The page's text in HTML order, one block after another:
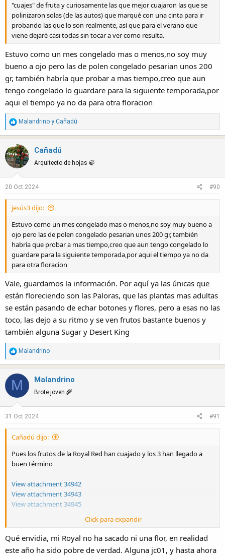
"cuajes" de fruta y curiosamente las que mejor cuajaron las que se
polinizaron solas (de las autos) que marqué con una cinta para ir
probando las que lo son realmente, así que para el verano que
viene dejaré casi todas sin tocar a ver como resulta.
Estuvo como un mes congelado mas o menos,no soy muy
bueno a ojo pero las de polen congelado pesarian unos 200
gr, también habría que probar a mas tiempo,creo que aun
tengo congelado lo guardare para la siguiente temporada,por
aqui el tiempo ya no da para otra floracion
R
e
c
t
i
o
n
:
Malandrino y Cañadú
Cañadú
Arquitecto de hojas 🍃
20 Oct 2024 #90
jesús3 dijo:
Estuvo como un mes congelado mas o menos,no soy muy bueno a
ojo pero las de polen congelado pesarian unos 200 gr, también
habría que probar a mas tiempo,creo que aun tengo congelado lo
guardare para la siguiente temporada,por aqui el tiempo ya no da
para otra floracion
Vale, guardamos la información. Por aquí ya las únicas que
están floreciendo son las Paloras, que las plantas mas adultas
se están pasando de echar botones y flores, pero a esas no las
toco, las dejo a su ritmo y se ven frutos bastante buenos y
también alguna Sugar y Desert King
R
e
c
t
i
o
n
:
Malandrino
M Malandrino
Brote joven 🌾
31 Oct 2024 #91
Cañadú dijo:
Pues los frutos de la Royal Red han cuajado y los 3 han llegado a
buen término
View attachment 34942
View attachment 34943
View attachment 34945
El de la izquierda se auto polinizó, yo ni lo miré y no he notado
diferencia ni en el tamaño ni en el sabor, aunque creo que con el
tiempo mejorará, le faltó algo de dulzor, demasiada agua en el riego
Click para expandir
Qué envidia, mi Royal no ha sacado ni una flor, en realidad
este año ha sido pobre de verdad. Alguna jc01, y hasta ahora